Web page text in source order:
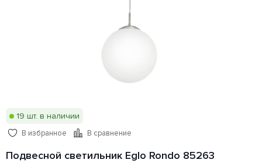
19 шт. в наличии
В избранное В сравнение
Подвесной светильник Eglo Rondo 85263